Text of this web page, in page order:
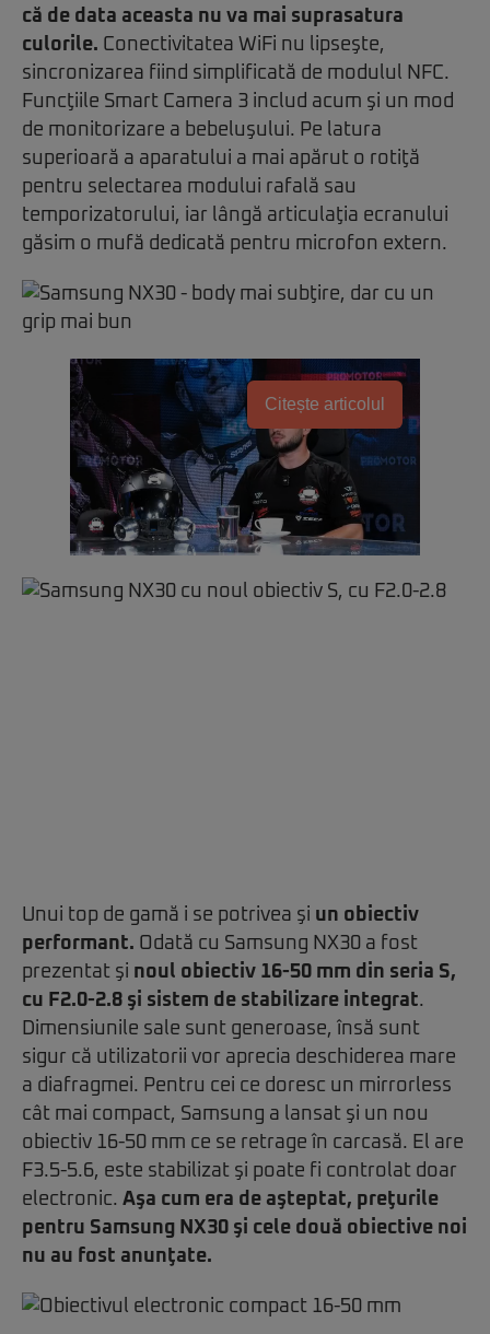
că de data aceasta nu va mai suprasatura
culorile. Conectivitatea WiFi nu lipseşte,
sincronizarea fiind simplificată de modulul NFC.
Funcţiile Smart Camera 3 includ acum şi un mod
de monitorizare a bebeluşului. Pe latura
superioară a aparatului a mai apărut o rotiţă
pentru selectarea modului rafală sau
temporizatorului, iar lângă articulaţia ecranului
găsim o mufă dedicată pentru microfon extern.
Citește articolul
Unui top de gamă i se potrivea şi un obiectiv
performant. Odată cu Samsung NX30 a fost
prezentat şi noul obiectiv 16-50 mm din seria S,
cu F2.0-2.8 şi sistem de stabilizare integrat.
Dimensiunile sale sunt generoase, însă sunt
sigur că utilizatorii vor aprecia deschiderea mare
a diafragmei. Pentru cei ce doresc un mirrorless
cât mai compact, Samsung a lansat şi un nou
obiectiv 16-50 mm ce se retrage în carcasă. El are
F3.5-5.6, este stabilizat şi poate fi controlat doar
electronic. Aşa cum era de aşteptat, preţurile
pentru Samsung NX30 şi cele două obiective noi
nu au fost anunţate.